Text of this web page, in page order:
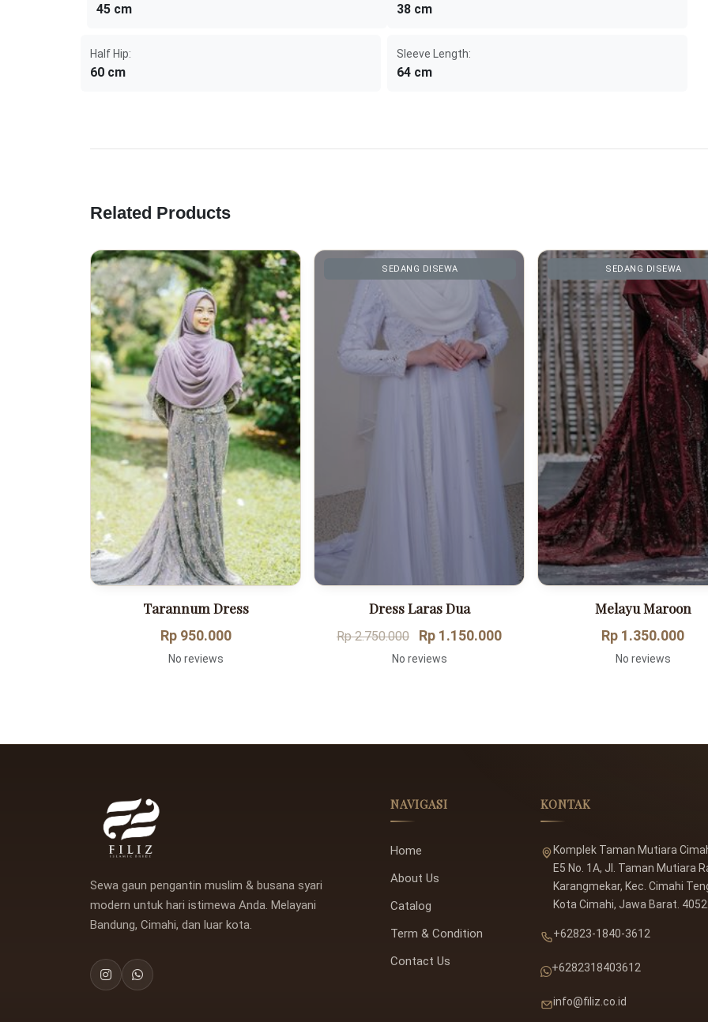
45 cm 38 cm
Half Hip:
60 cm
Sleeve Length:
64 cm
Related Products
Tarannum Dress
Rp 950.000
No reviews
SEDANG DISEWA
Dress Laras Dua
Rp 2.750.000 Rp 1.150.000
No reviews
SEDANG DISEWA
Melayu Maroon
Rp 1.350.000
No reviews
Sewa gaun pengantin muslim & busana syari
modern untuk hari istimewa Anda. Melayani
Bandung, Cimahi, dan luar kota.
NAVIGASI
Home
About Us
Catalog
Term & Condition
Contact Us
KONTAK
Komplek Taman Mutiara
E5 No. 1A, Jl. Taman Mutiara
Karangmekar, Kec. Cimahi
Kota Cimahi, Jawa Barat.
+62823-1840-3612
+6282318403612
info@filiz.co.id